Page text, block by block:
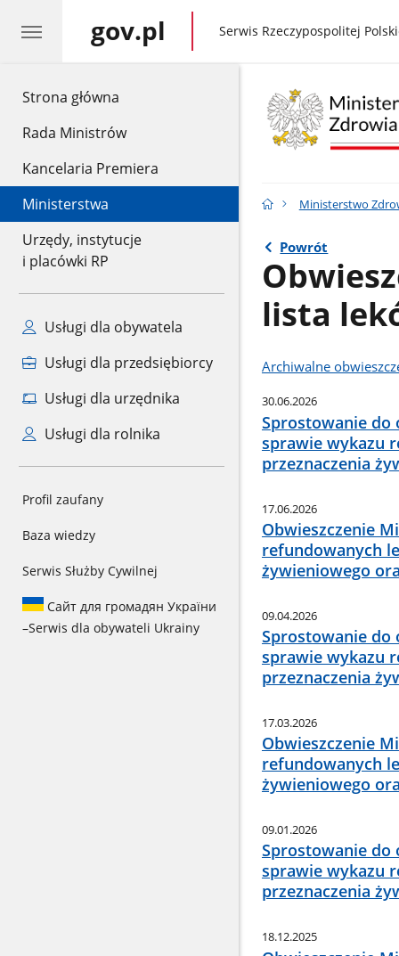
Strona główna
Rada Ministrów
Kancelaria Premiera
Ministerstwa
Urzędy, instytucje
i placówki RP
Usługi dla obywatela
Usługi dla przedsiębiorcy
Usługi dla urzędnika
Usługi dla rolnika
Profil zaufany
Baza wiedzy
Serwis Służby Cywilnej
Сайт для громадян України
–Serwis dla obywateli Ukrainy
gov.pl gov.pl
Serwis Rzeczypospolitej
Ministerstwo
Powrót
lista
Archiwalne
30.06.2026
Sprostowanie do
sprawie wykazu
przeznaczenia
17.06.2026
Obwieszczenie
refundowanych
żywieniowego
09.04.2026
Sprostowanie do
sprawie wykazu
przeznaczenia
17.03.2026
Obwieszczenie
refundowanych
żywieniowego
09.01.2026
Sprostowanie do
sprawie wykazu
przeznaczenia
18.12.2025